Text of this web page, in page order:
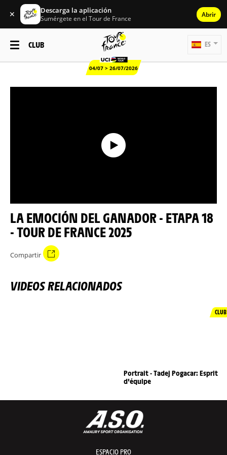
✕ Descarga la aplicación
Sumérgete en el Tour de France Abrir
CLUB
04/07 > 26/07/2026
ES
LA EMOCIÓN DEL GANADOR - ETAPA 18
- TOUR DE FRANCE 2025
Compartir
VIDEOS RELACIONADOS
CLUB
Portrait - Tadej Pogacar: Esprit
d'équipe
ESPACIO PRO